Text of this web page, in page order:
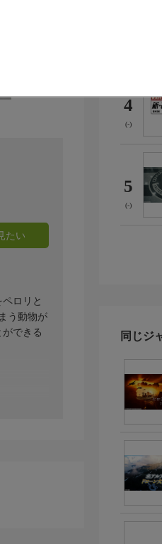
たい
ロリと
う動物が
できる
4
(-)
5
(-)
同じジ